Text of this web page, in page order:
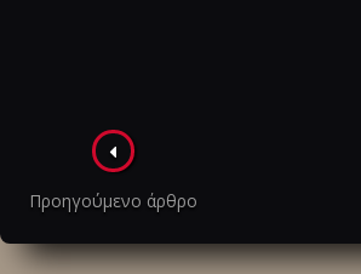
Πλοήγηση
στα
άρθρα
Προηγούμενο άρθρο